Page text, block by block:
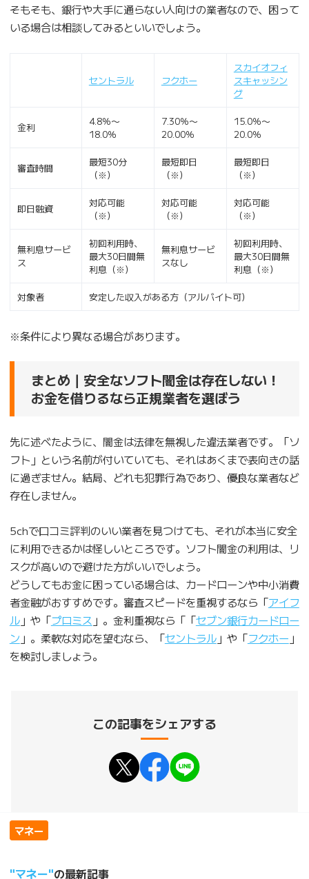
そもそも、銀行や大手に通らない人向けの業者なので、困って
いる場合は相談してみるといいでしょう。
セントラル フクホー
スカイオフィ
スキャッシン
グ
金利
4.8％〜
18.0％
7.30％〜
20.00％
15.0％〜
20.0％
審査時間
最短30分
（※）
最短即日
（※）
最短即日
（※）
即日融資
対応可能
（※）
対応可能
（※）
対応可能
（※）
無利息サービ
ス
初回利用時、
最大30日間無
利息（※）
無利息サービ
スなし
初回利用時、
最大30日間無
利息（※）
対象者 安定した収入がある方（アルバイト可）
※条件により異なる場合があります。
まとめ｜安全なソフト闇金は存在しない！
お金を借りるなら正規業者を選ぼう
先に述べたように、闇金は法律を無視した違法業者です。「ソ
フト」という名前が付いていても、それはあくまで表向きの話
に過ぎません。結局、どれも犯罪行為であり、優良な業者など
存在しません。
5chで口コミ評判のいい業者を見つけても、それが本当に安全
に利用できるかは怪しいところです。ソフト闇金の利用は、リ
スクが高いので避けた方がいいでしょう。
どうしてもお金に困っている場合は、カードローンや中小消費
者金融がおすすめです。審査スピードを重視するなら「アイフ
ル」や「プロミス 」。金利重視なら「「セブン銀行カードロー
ン 」。柔軟な対応を望むなら、「セントラル」や「フクホー 」
を検討しましょう。
この記事をシェアする
マネー
マネー の最新記事